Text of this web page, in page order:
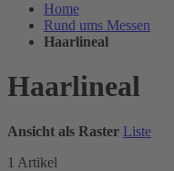
Home
Rund ums Messen
Haarlineal
Haarlineal
Ansicht als Raster Liste
1 Artikel